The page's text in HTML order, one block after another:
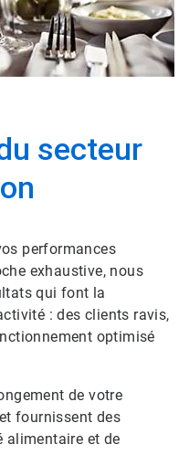
secteur
performances
exhaustive, nous
qui font la
: des clients ravis,
optimisé
de votre
fournissent des
alimentaire et de